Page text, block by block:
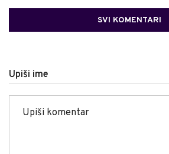
SVI KOMENTARI
Upiši ime